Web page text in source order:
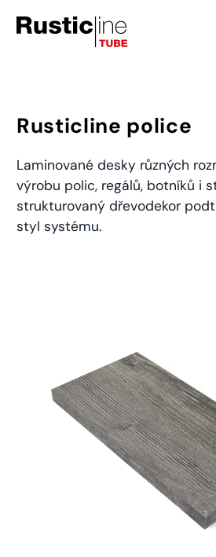
Rusticline police
Laminované desky různých
výrobu polic, regálů, botníků i
strukturovaný dřevodekor
styl systému.